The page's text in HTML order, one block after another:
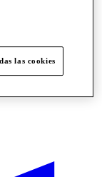
las cookies